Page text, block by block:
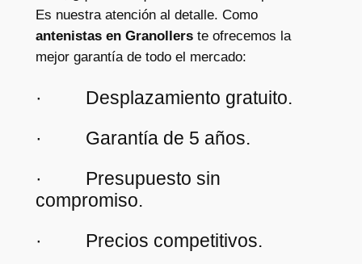
Es nuestra atención al detalle. Como
antenistas en Granollerste ofrecemos la
mejor garantía de todo el mercado:
· Desplazamiento gratuito.
· Garantía de 5 años.
· Presupuesto sin
compromiso.
· Precios competitivos.